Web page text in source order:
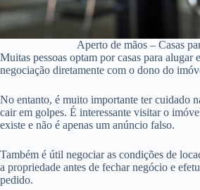
Aperto de mãos – Casas
Muitas pessoas optam por casas para alugar
negociação diretamente com o dono do
No entanto, é muito importante ter cuidado
cair em golpes. É interessante visitar o
existe e não é apenas um anúncio falso.
Também é útil negociar as condições de
a propriedade antes de fechar negócio e
pedido.